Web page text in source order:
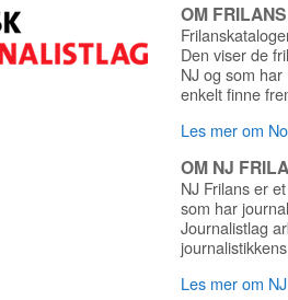
OM
Den viser de
NJ og som
enkelt finne
Les mer om
OM NJ
NJ Frilans er
som har
Journalistlag
Les mer om